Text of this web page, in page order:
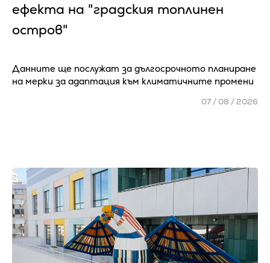
ефекта на "градския топлинен
остров"
Данните ще послужат за дългосрочното планиране
на мерки за адаптация към климатичните промени
07 / 08 / 2026